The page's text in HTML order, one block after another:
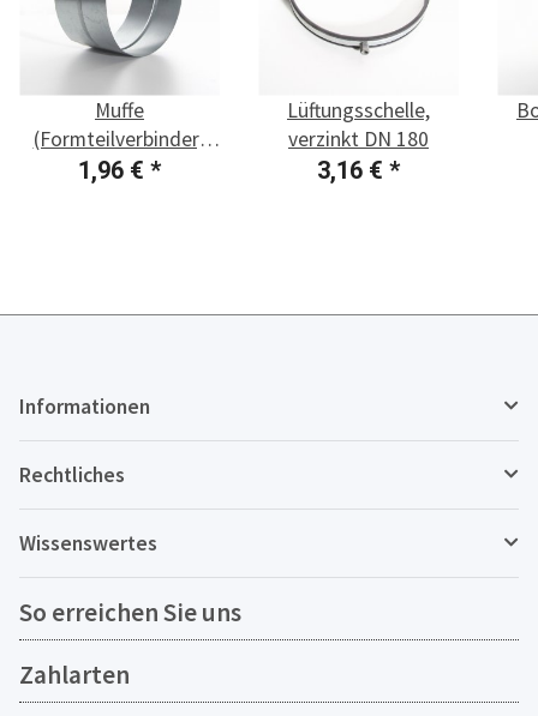
Muffe
(Formteilverbinder)
DN 180
1,96 € *
Lüftungsschelle,
verzinkt DN 180
3,16 € *
Informationen
Rechtliches
Wissenswertes
So erreichen Sie uns
Zahlarten